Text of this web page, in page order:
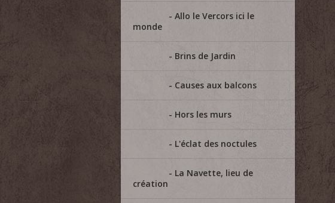
Allo le Vercors ici le
monde
Brins de Jardin
Causes aux balcons
Hors les murs
L'éclat des noctules
La Navette, lieu de
création